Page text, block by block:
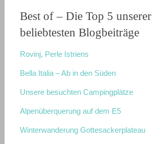
Best of – Die Top 5 unserer
beliebtesten Blogbeiträge
Rovinj, Perle Istriens
Bella Italia – Ab in den Süden
Unsere besuchten Campingplätze
Alpenüberquerung auf dem E5
Winterwanderung Gottesackerplateau